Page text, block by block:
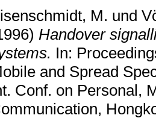
M. und
Handover
In:
and Spread
Conf. on Personal,